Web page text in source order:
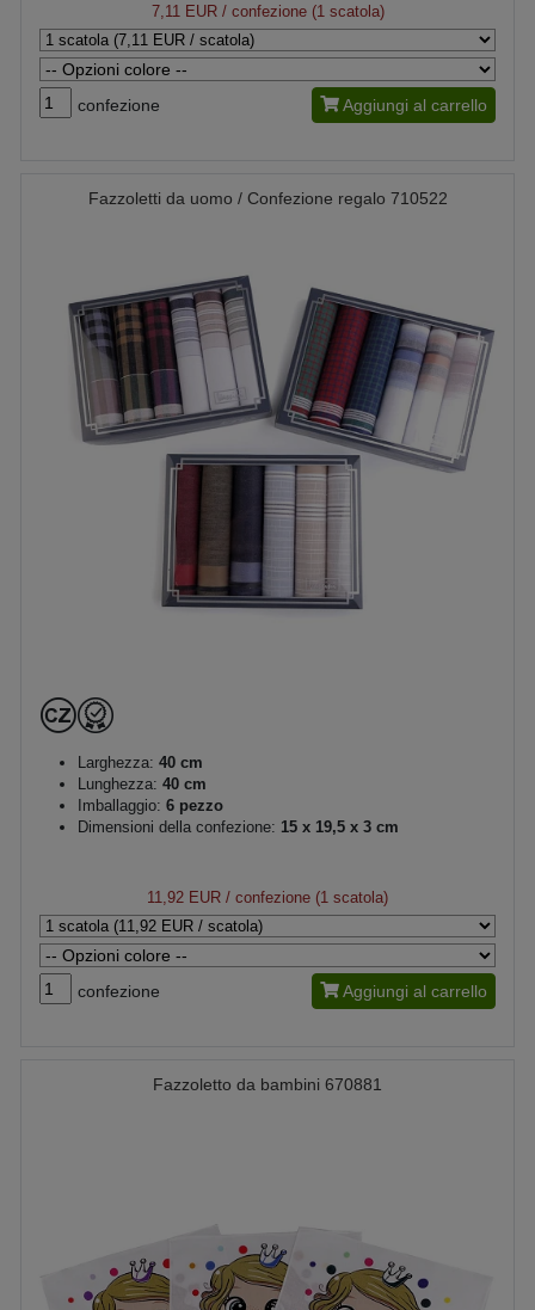
7,11 EUR/ confezione (1 scatola)
confezione Aggiungi al carrello
Fazzoletti da uomo / Confezione regalo 710522
Larghezza: 40 cm
Lunghezza: 40 cm
Imballaggio: 6 pezzo
Dimensioni della confezione: 15 x 19,5 x 3 cm
11,92 EUR / confezione (1 scatola)
confezione Aggiungi al carrello
Fazzoletto da bambini 670881